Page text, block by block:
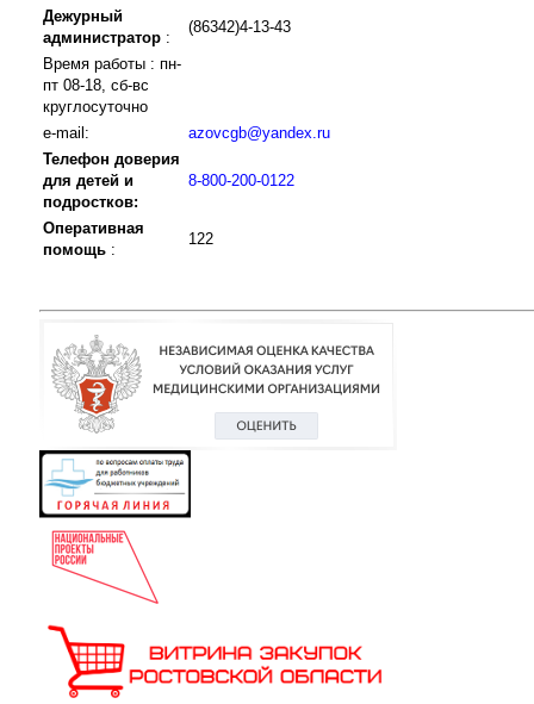
Дежурный
администратор :
(86342)4-13-43
Время работы : пн-
пт 08-18, сб-вс
круглосуточно
e-mail:
azovcgb@yandex.ru
Телефон доверия
для детей и
подростков:
8-800-200-0122
Оперативная
помощь :
122